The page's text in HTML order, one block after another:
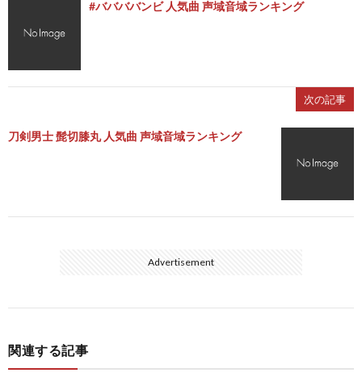
#ババババンビ 人気曲 声域音域ランキング
次の記事
刀剣男士 髭切膝丸 人気曲 声域音域ランキング
Advertisement
関連する記事